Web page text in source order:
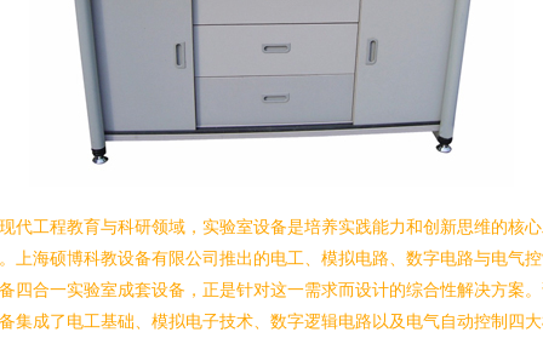
代工程教育与科研领域，实验室设备是培养实践能力和创新思维的核
上海硕博科教设备有限公司推出的电工、模拟电路、数字电路与电气
四合一实验室成套设备，正是针对这一需求而设计的综合性解决方案
集成了电工基础、模拟电子技术、数字逻辑电路以及电气自动控制四